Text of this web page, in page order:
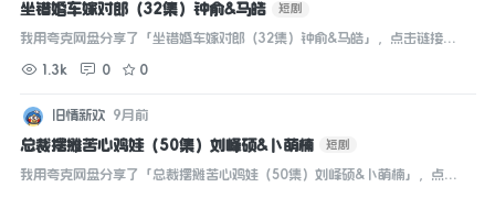
坐错婚车嫁对郎（32集）钟俞&马皓 短剧
我用夸克网盘分享了「坐错婚车嫁对郎（32集）钟俞&马皓」，点击链接即
电视投屏。...
1.3k 0 0
旧情新欢 9月前
总裁摆摊苦心鸡娃（50集）刘峰硕&卜萌楠 短剧
我用夸克网盘分享了「总裁摆摊苦心鸡娃（50集）刘峰硕&卜萌楠」，点击